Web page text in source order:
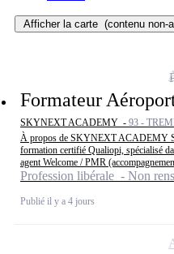
Afficher la carte (contenu non-
Formateur
SKYNEXT ACADEMY - 93 -
À propos de SKYNEXT ACADEMY
formation certifié Qualiopi, spécialisé
agent Welcome / PMR
Profession libérale - Non
Publié il y a 4 jours